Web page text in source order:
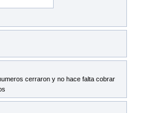
cerraron y no hace falta cobrar